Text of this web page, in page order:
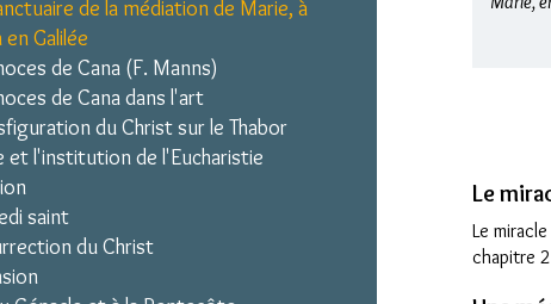
de la médiation de Marie, à
en Galilée
de Cana (F. Manns)
de Cana dans l'art
du Christ sur le Thabor
et l'institution de l'Eucharistie
saint
du Christ
Le
Le
chapitre 2